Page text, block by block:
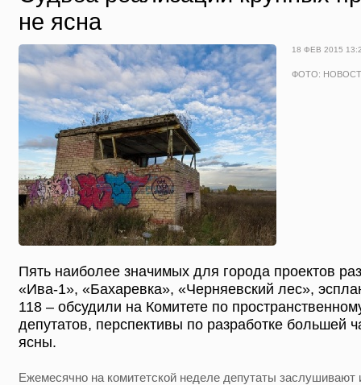
не ясна
18 ФЕВ 2015
ФОТО:
Пять наиболее значимых для города проектов
«Ива-1», «Бахаревка», «Черняевский лес»,
118 – обсудили на Комитете по
депутатов, перспективы по разработке большей
ясны.
Ежемесячно на комитетской неделе депутаты